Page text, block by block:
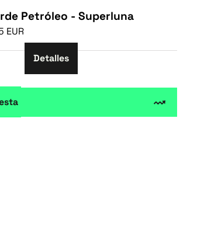
Petróleo - Superluna
EUR
Detalles